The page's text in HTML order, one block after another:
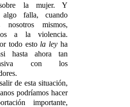
la mujer. Y
algo falla, cuando
nosotros mismos,
a la violencia.
todo estola ley ha
hasta ahora tan
con los
de esta situación,
podríamos hacer
importante,